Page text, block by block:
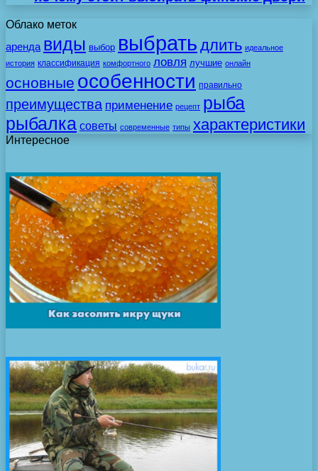
Облако меток
аренда виды выбор выбрать длить идеальное
история классификация комфортного ловля лучшие онлайн
основные особенности правильно
преимущества применение рецепт рыба
рыбалка советы современные типы характеристики
Интересное